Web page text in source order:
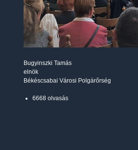
Bugyinszki Tamás
elnök
Békéscsabai Városi Polgárőrség
6668 olvasás